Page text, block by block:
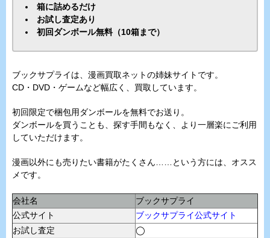
箱に詰めるだけ
お試し査定あり
初回ダンボール無料（10箱まで）
ブックサプライは、漫画買取ネットの姉妹サイトです。
CD・DVD・ゲームなど幅広く、買取しています。
初回限定で梱包用ダンボールを無料でお送り。
ダンボールを買うことも、探す手間もなく、より一層楽にご利用
していただけます。
漫画以外にも売りたい書籍がたくさん……という方には、オスス
メです。
会社名
ブックサプライ
公式サイト
ブックサプライ公式サイト
お試し査定
◯